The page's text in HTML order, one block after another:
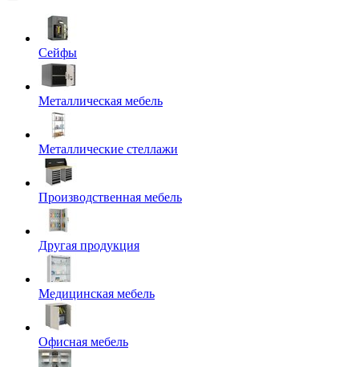
Сейфы
Металлическая мебель
Металлические стеллажи
Производственная мебель
Другая продукция
Медицинская мебель
Офисная мебель